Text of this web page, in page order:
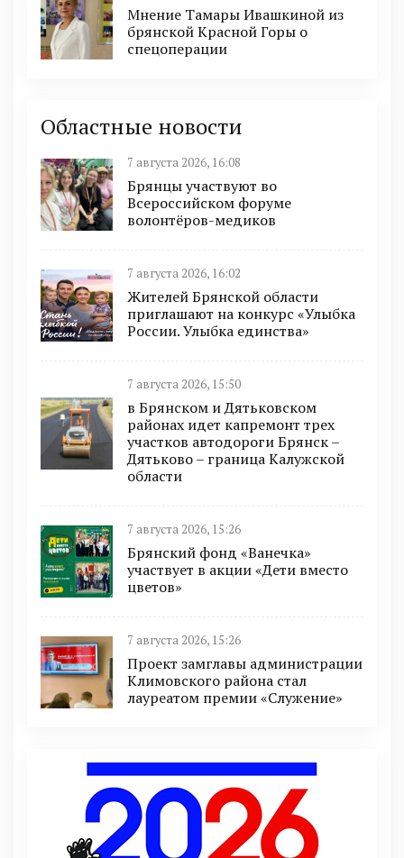
Мнение Тамары Ивашкиной из
брянской Красной Горы о
спецоперации
Областные новости
7 августа 2026, 16:08
Брянцы участвуют во
Всероссийском форуме
волонтёров-медиков
7 августа 2026, 16:02
Жителей Брянской области
приглашают на конкурс «Улыбка
России. Улыбка единства»
7 августа 2026, 15:50
в Брянском и Дятьковском
районах идет капремонт трех
участков автодороги Брянск –
Дятьково – граница Калужской
области
7 августа 2026, 15:26
Брянский фонд «Ванечка»
участвует в акции «Дети вместо
цветов»
7 августа 2026, 15:26
Проект замглавы администрации
Климовского района стал
лауреатом премии «Служение»